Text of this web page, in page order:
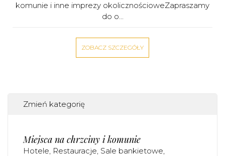
komunie i inne imprezy okolicznościoweZapraszamy
do o...
ZOBACZ SZCZEGÓŁY
Zmień kategorię
Miejsca na chrzciny i komunie
Hotele Restauracje Sale bankietowe